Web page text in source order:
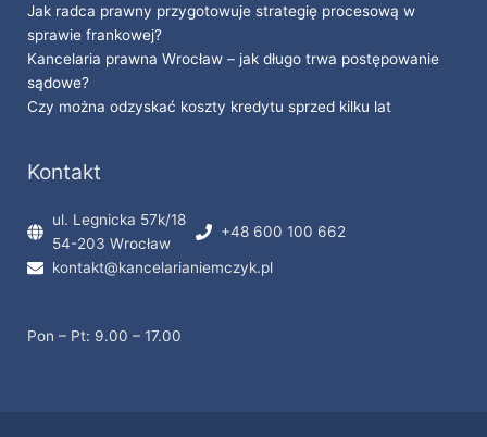
Jak radca prawny przygotowuje strategię procesową w
sprawie frankowej?
Kancelaria prawna Wrocław – jak długo trwa postępowanie
sądowe?
Czy można odzyskać koszty kredytu sprzed kilku lat
Kontakt
ul. Legnicka 57k/18
54-203 Wrocław
+48 600 100 662
kontakt@kancelarianiemczyk.pl
Pon – Pt: 9.00 – 17.00